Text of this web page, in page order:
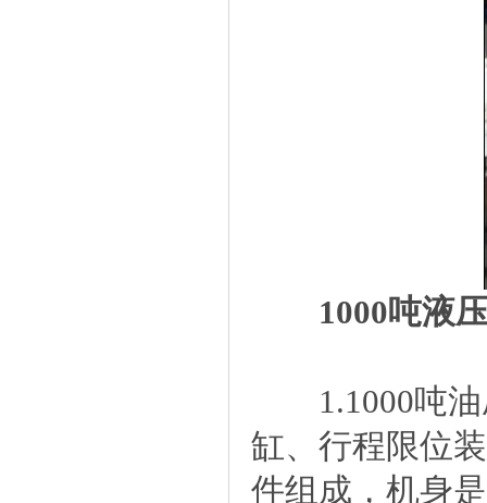
1000吨液压
1.1000吨油
缸、行程限位
件组成，机身